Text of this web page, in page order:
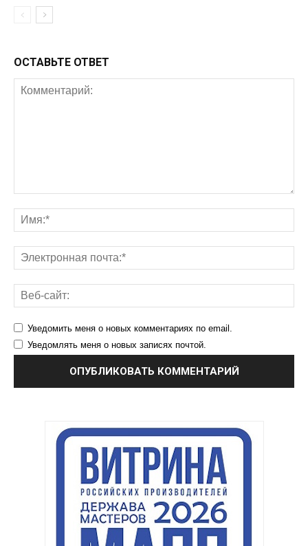
ОСТАВЬТЕ ОТВЕТ
Уведомить меня о новых комментариях по email.
Уведомлять меня о новых записях почтой.